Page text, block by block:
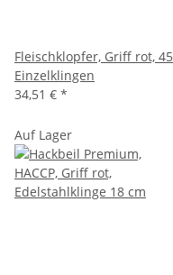
Fleischklopfer, Griff rot, 45
Einzelklingen
34,51 € *
Auf Lager